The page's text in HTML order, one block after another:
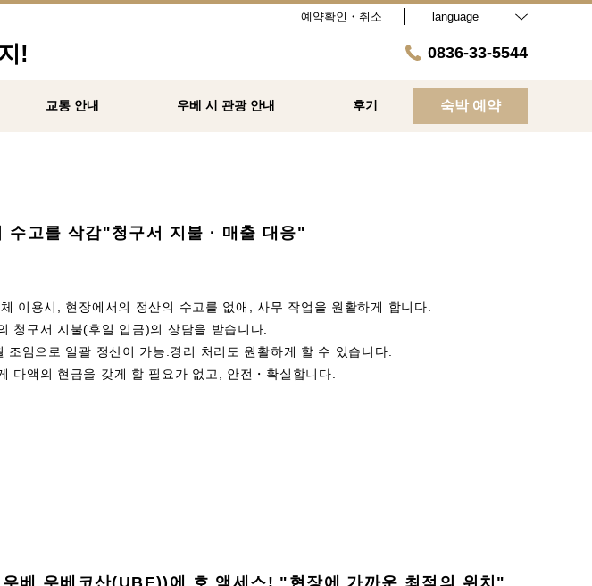
예약확인・취소 language
! 0836-33-5544
교통 안내 우베 시 관광 안내 후기 숙박 예약
수고를 삭감"청구서 지불 · 매출 대응"
이용시, 현장에서의 정산의 수고를 없애, 사무 작업을 원활하게 합니다.
청구서 지불(후일 입금)의 상담을 받습니다.
조임으로 일괄 정산이 가능.경리 처리도 원활하게 할 수 있습니다.
다액의 현금을 갖게 할 필요가 없고, 안전・확실합니다.
베 우베코산(UBE))에 호 액세스! "현장에 가까운 최적의 위치"